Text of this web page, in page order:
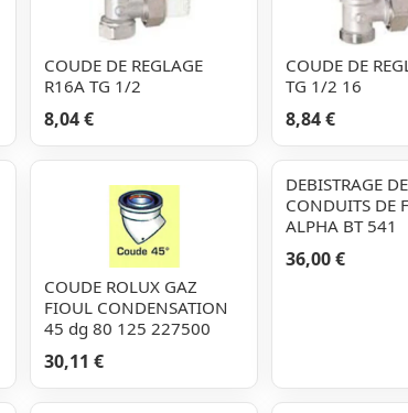
COUDE DE REGLAGE
R16A TG 1/2
8,04 €
COUDE DE
TG 1/2 16
8,84 €
COUDE ROLUX GAZ
FIOUL CONDENSATION
45 dg 80 125 227500
30,11 €
DEBISTRAGE DE
CONDUITS DE
ALPHA BT 541
36,00 €